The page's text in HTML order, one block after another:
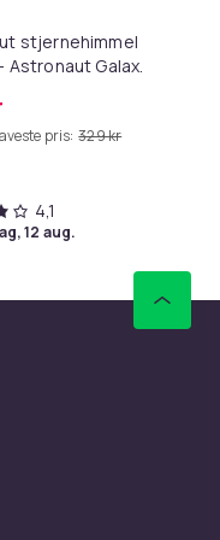
stjernehimmel
Galaxy
pris: 329 kr
4,1
12 aug.